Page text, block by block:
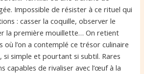
Impossible de résister à ce rituel qui
: casser la coquille, observer le
la première mouillette… On retient
où l’on a contemplé ce trésor culinaire
si simple et pourtant si subtil. Rares
capables de rivaliser avec l’œuf à la